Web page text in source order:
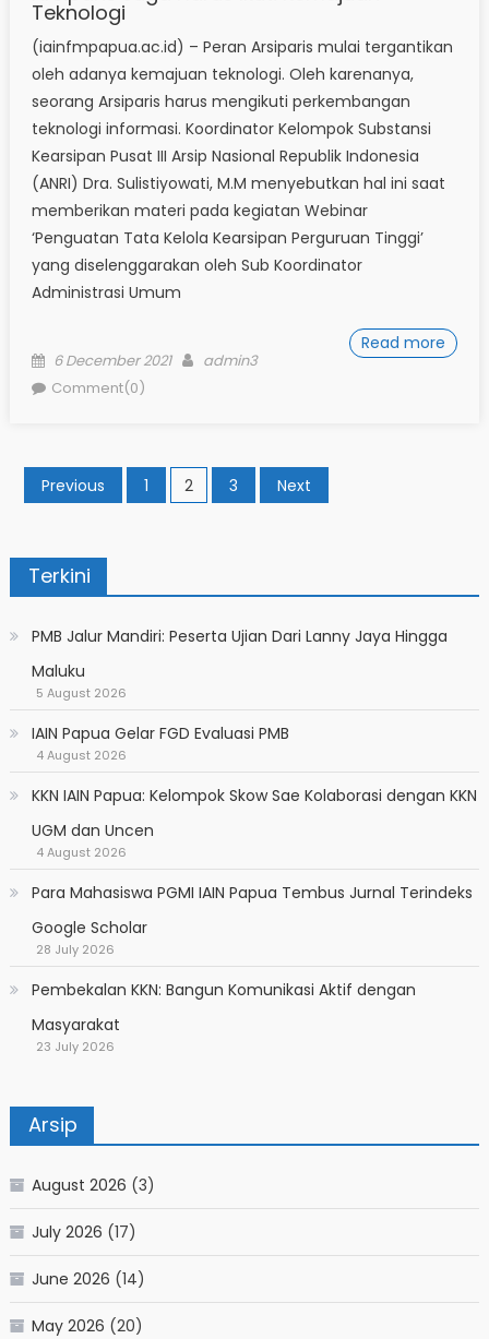
Teknologi
(iainfmpapua.ac.id) – Peran Arsiparis mulai tergantikan
oleh adanya kemajuan teknologi. Oleh karenanya,
seorang Arsiparis harus mengikuti perkembangan
teknologi informasi. Koordinator Kelompok Substansi
Kearsipan Pusat III Arsip Nasional Republik Indonesia
(ANRI) Dra. Sulistiyowati, M.M menyebutkan hal ini saat
memberikan materi pada kegiatan Webinar
‘Penguatan Tata Kelola Kearsipan Perguruan Tinggi’
yang diselenggarakan oleh Sub Koordinator
Administrasi Umum
Read more
Posted
on
6 December 2021 Author
admin3
Comment(0)
Posts
pagination
Previous 1 2 3 Next
Terkini
PMB Jalur Mandiri: Peserta Ujian Dari Lanny Jaya Hingga
Maluku
5 August 2026
IAIN Papua Gelar FGD Evaluasi PMB
4 August 2026
KKN IAIN Papua: Kelompok Skow Sae Kolaborasi dengan KKN
UGM dan Uncen
4 August 2026
Para Mahasiswa PGMI IAIN Papua Tembus Jurnal Terindeks
Google Scholar
28 July 2026
Pembekalan KKN: Bangun Komunikasi Aktif dengan
Masyarakat
23 July 2026
Arsip
August 2026 (3)
July 2026 (17)
June 2026 (14)
May 2026 (20)